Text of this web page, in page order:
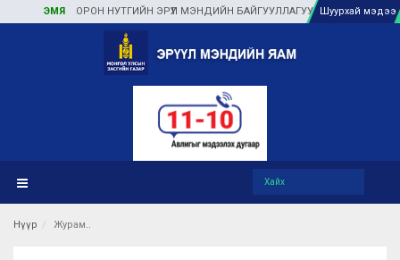
ЭМЯОРОН НУТГИЙН ЭРҮҮЛ МЭНДИЙН БАЙГУУЛЛАГУУДАД ТУЛГАМДАЖ
Шуурхай мэдээ
Нүүр Журам